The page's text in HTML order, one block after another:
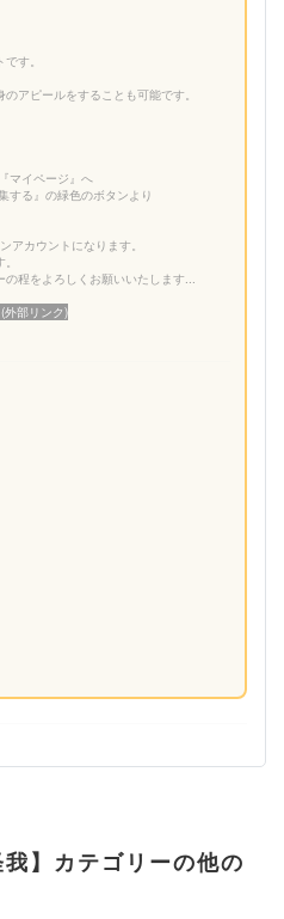
す。
アピールをすることも可能です。
マイページ』へ
する』の緑色のボタンより
アカウントになります。
程をよろしくお願いいたします...
部リンク)
我】カテゴリーの他の